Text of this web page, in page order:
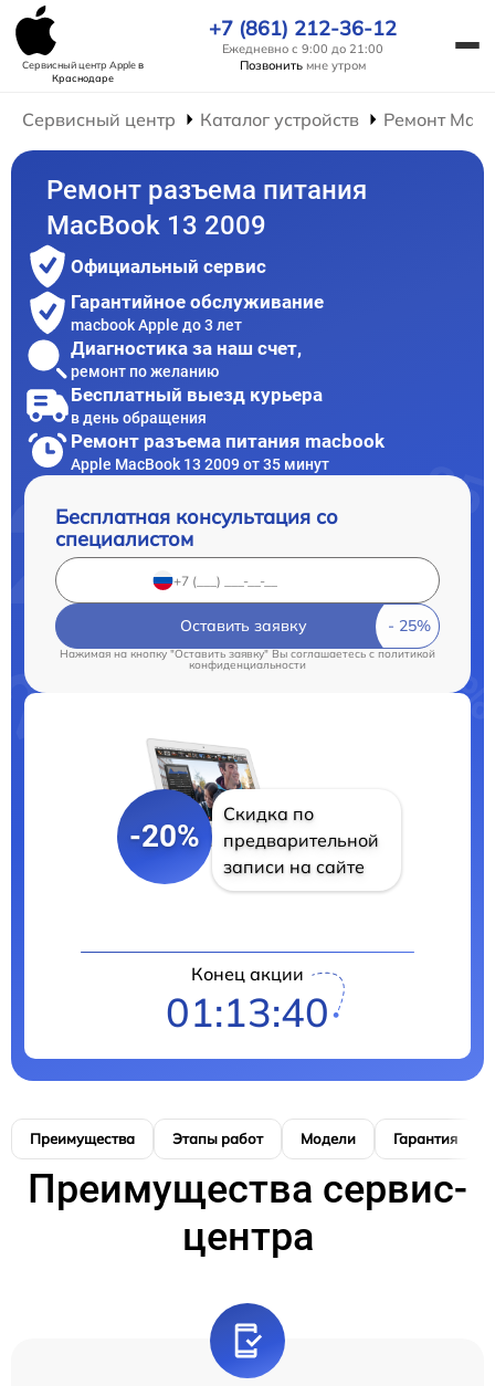
Сервисный центр Appleв
Краснодаре
+7 (861) 212-36-12
Ежедневно с 9:00 до 21:00
Позвонить мне утром
Сервисный центр Каталог устройств Ремонт
Ремонт разъема питания
MacBook 13 2009
Официальный сервис
Гарантийное обслуживание
macbook Apple до 3 лет
Диагностика за наш счет,
ремонт по желанию
Бесплатный выезд курьера
в день обращения
Ремонт разъема питания macbook
Apple MacBook 13 2009 от 35 минут
Бесплатная консультация со
специалистом
Оставить заявку
Нажимая на кнопку "Оставить заявку" Вы соглашаетесь cполитикой
конфиденциальности
-20%
Скидка по
предварительной
записи на сайте
Конец акции
01:13:39
Преимущества Этапы работ Модели Гарантия
Преимущества сервис-
центра